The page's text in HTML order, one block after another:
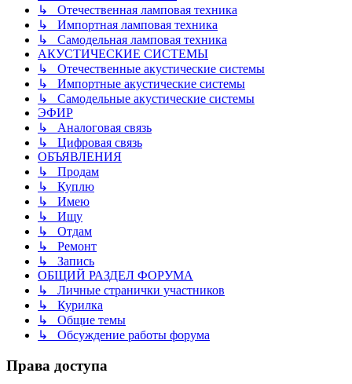
↳ Отечественная ламповая техника
↳ Импортная ламповая техника
↳ Самодельная ламповая техника
АКУСТИЧЕСКИЕ СИСТЕМЫ
↳ Отечественные акустические системы
↳ Импортные акустические системы
↳ Самодельные акустические системы
ЭФИР
↳ Аналоговая связь
↳ Цифровая связь
ОБЪЯВЛЕНИЯ
↳ Продам
↳ Куплю
↳ Имею
↳ Ищу
↳ Отдам
↳ Ремонт
↳ Запись
ОБЩИЙ РАЗДЕЛ ФОРУМА
↳ Личные странички участников
↳ Курилка
↳ Общие темы
↳ Обсуждение работы форума
Права доступа